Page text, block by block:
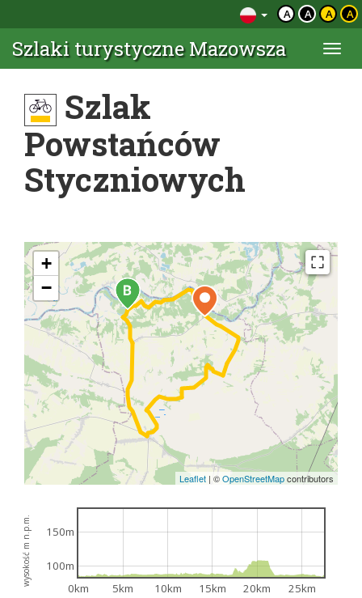
A A A A
Szlaki turystyczne Mazowsza
Szlak
Powstańców
Styczniowych
+
−
Leaflet | ©OpenStreetMapcontributors
wysokość m n.p.m.
0km 5km 10km 15km 20km 25km
100m
150m